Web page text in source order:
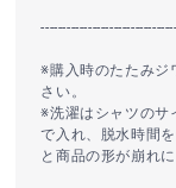
※購入時のたたみジ
さい。
※洗濯はシャツのサ
で入れ、脱水時間
と商品の形が崩れ